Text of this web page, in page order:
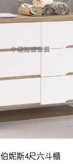
伯妮斯4尺六斗櫃